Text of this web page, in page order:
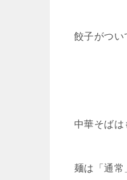
餃子がつい
中華そばは
麺は「通常